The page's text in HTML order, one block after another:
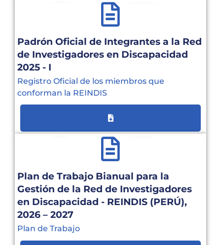
Padrón Oficial de Integrantes a la Red
de Investigadores en Discapacidad
2025 - I
Registro Oficial de los miembros que
conforman la REINDIS
Plan de Trabajo Bianual para la
Gestión de la Red de Investigadores
en Discapacidad - REINDIS (PERÚ),
2026 – 2027
Plan de Trabajo